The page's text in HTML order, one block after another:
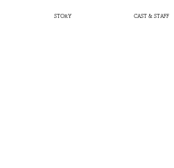
STORY CAST & STAFF